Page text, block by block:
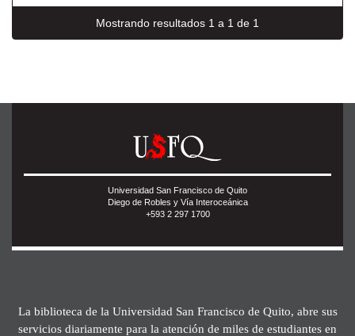
Mostrando resultados 1 a 1 de 1
Universidad San Francisco de Quito
Diego de Robles y Vía Interoceánica
+593 2 297 1700
La biblioteca de la Universidad San Francisco de Quito, abre sus
servicios diariamente para la atención de miles de estudiantes en